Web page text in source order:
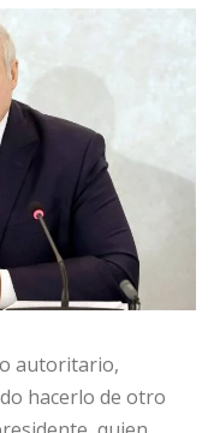
autoritario,
hacerlo de otro